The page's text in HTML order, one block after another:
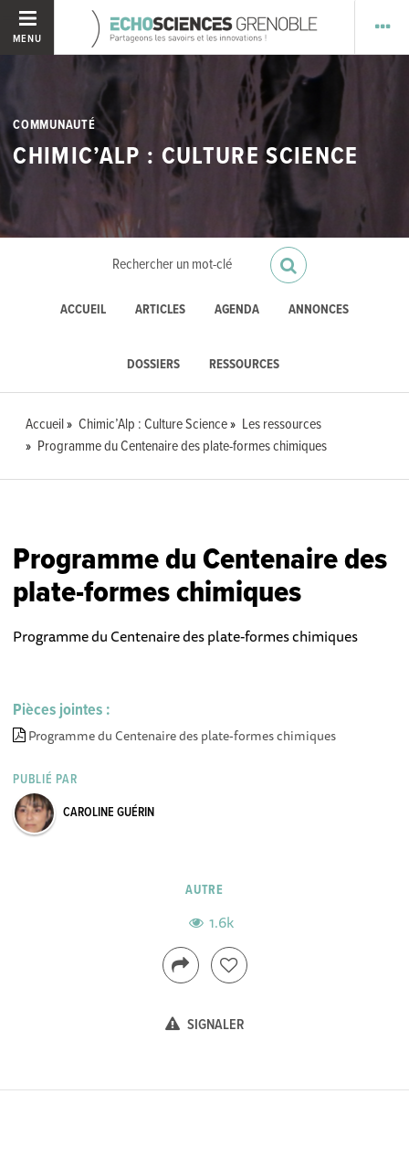
MENU
COMMUNAUTÉ
CHIMIC’ALP : CULTURE SCIENCE
ACCUEIL ARTICLES AGENDA ANNONCES
DOSSIERS RESSOURCES
Accueil Chimic’Alp : Culture Science
Les ressources
Programme du Centenaire des plate-formes chimiques
Programme du Centenaire des
plate-formes chimiques
Programme du Centenaire des plate-formes chimiques
Pièces jointes :
Programme du Centenaire des plate-formes chimiques
PUBLIÉ PAR
CAROLINE GUÉRIN
AUTRE
1.6k
SIGNALER